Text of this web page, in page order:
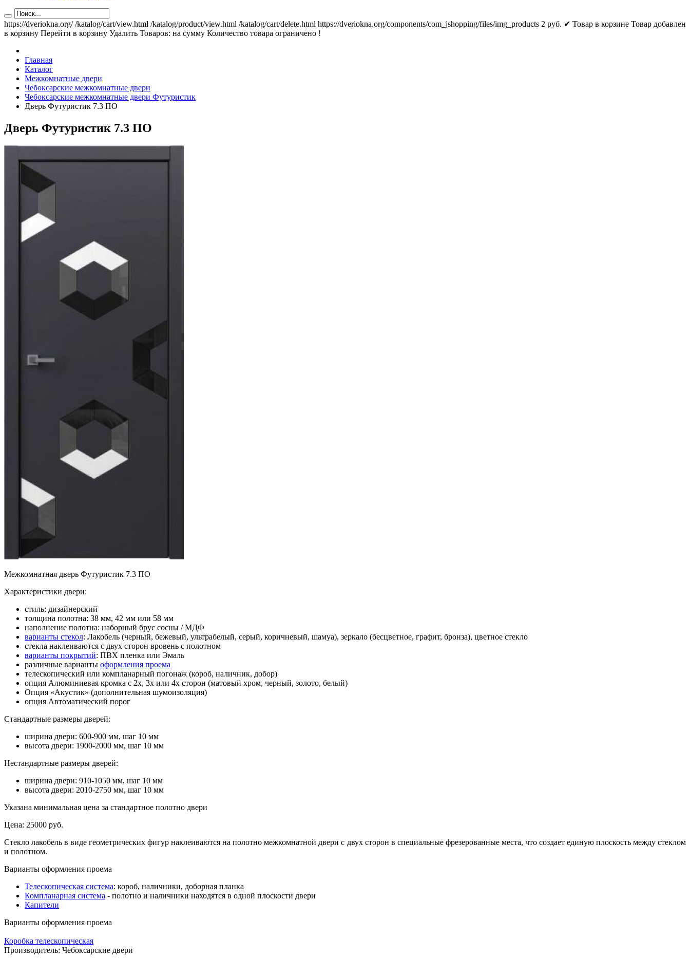
https://dveriokna.org/ /katalog/cart/view.html /katalog/product/view.html /katalog/cart/delete.html https://dveriokna.org/components/com_jshopping/files/img_products 2 руб. ✔ Товар в корзине Товар добавлен
в корзину Перейти в корзину Удалить Товаров: на сумму Количество товара ограничено !
Главная
Каталог
Межкомнатные двери
Чебоксарские межкомнатные двери
Чебоксарские межкомнатные двери Футуристик
Дверь Футуристик 7.3 ПО
Дверь Футуристик 7.3 ПО
Межкомнатная дверь Футуристик 7.3 ПО
Характеристики двери:
стиль: дизайнерский
толщина полотна: 38 мм, 42 мм или 58 мм
наполнение полотна: наборный брус сосны / МДФ
варианты стекол: Лакобель (черный, бежевый, ультрабелый, серый, коричневый, шамуа), зеркало (бесцветное, графит, бронза), цветное стекло
стекла наклеиваются с двух сторон вровень с полотном
варианты покрытий: ПВХ пленка или Эмаль
различные варианты оформления проема
телескопический или компланарный погонаж (короб, наличник, добор)
опция Алюминиевая кромка с 2х, 3х или 4х сторон (матовый хром, черный, золото, белый)
Опция «Акустик» (дополнительная шумоизоляция)
опция Автоматический порог
Стандартные размеры дверей:
ширина двери: 600-900 мм, шаг 10 мм
высота двери: 1900-2000 мм, шаг 10 мм
Нестандартные размеры дверей:
ширина двери: 910-1050 мм, шаг 10 мм
высота двери: 2010-2750 мм, шаг 10 мм
Указана минимальная цена за стандартное полотно двери
Цена: 25000 руб.
Стекло лакобель в виде геометрических фигур наклеиваются на полотно межкомнатной двери с двух сторон в специальные фрезерованные места, что создает единую плоскость между стеклом
и полотном.
Варианты оформления проема
Телескопическая система: короб, наличники, доборная планка
Компланарная система - полотно и наличники находятся в одной плоскости двери
Капители
Варианты оформления проема
Коробка телескопическая
Производитель: Чебоксарские двери